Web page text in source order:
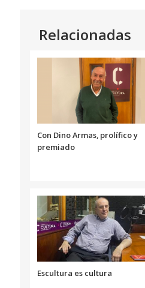
Relacionadas
Con Dino Armas, prolífico y
premiado
Escultura es cultura